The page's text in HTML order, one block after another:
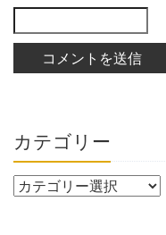
カテゴリー